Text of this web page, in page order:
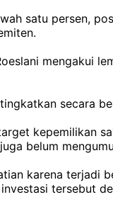
satu persen,
mengakui
secara
kepemilikan
belum
karena terjadi
tersebut